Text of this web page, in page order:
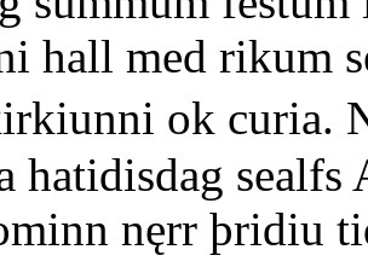
hall med rikum
ok curia.
hatidisdag sealfs
nęrr þridiu